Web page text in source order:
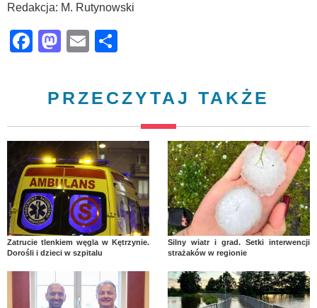
Redakcja: M. Rutynowski
Facebook
Mastodon
Email
PRZECZYTAJ TAKŻE
Zatrucie tlenkiem węgla w Kętrzynie.
Dorośli i dzieci w szpitalu
Silny wiatr i grad. Setki interwencji
strażaków w regionie